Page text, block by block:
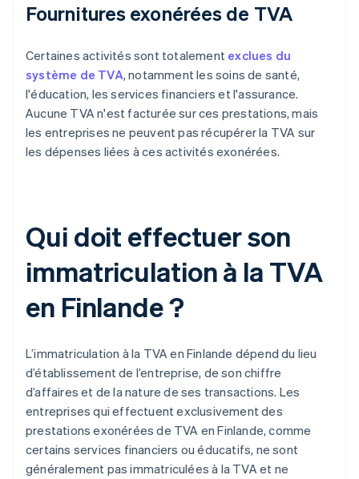
Fournitures exonérées de TVA
Certaines activités sont totalement exclues du
système de TVA, notamment les soins de santé,
l'éducation, les services financiers et l'assurance.
Aucune TVA n'est facturée sur ces prestations, mais
les entreprises ne peuvent pas récupérer la TVA sur
les dépenses liées à ces activités exonérées.
Qui doit effectuer son
immatriculation à la TVA
en Finlande ?
L’immatriculation à la TVA en Finlande dépend du lieu
d’établissement de l’entreprise, de son chiffre
d’affaires et de la nature de ses transactions. Les
entreprises qui effectuent exclusivement des
prestations exonérées de TVA en Finlande, comme
certains services financiers ou éducatifs, ne sont
généralement pas immatriculées à la TVA et ne